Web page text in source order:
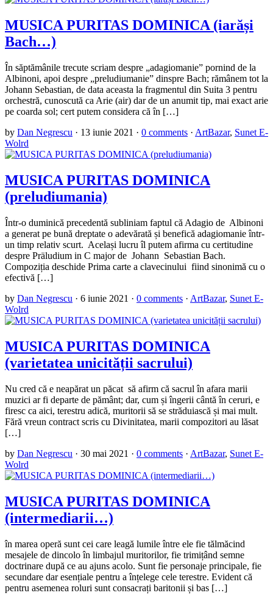
MUSICA PURITAS DOMINICA (iarăși
Bach…)
În săptămânile trecute scriam despre „adagiomanie” pornind de la
Albinoni, apoi despre „preludiumanie” dinspre Bach; rămânem tot la
Johann Sebastian, de data aceasta la fragmentul din Suita 3 pentru
orchestră, cunoscută ca Arie (air) dar de un anumit tip, mai exact arie
pe coarda sol; cert putem considera că în […]
by Dan Negrescu · 13 iunie 2021 · 0 comments · ArtBazar, Sunet E-
Wolrd
MUSICA PURITAS DOMINICA
(preludiumania)
Într-o duminică precedentă subliniam faptul că Adagio de Albinoni
a generat pe bună dreptate o adevărată și benefică adagiomanie într-
un timp relativ scurt. Același lucru îl putem afirma cu certitudine
despre Präludium in C major de Johann Sebastian Bach.
Compoziția deschide Prima carte a clavecinului fiind sinonimă cu o
efectivă […]
by Dan Negrescu · 6 iunie 2021 · 0 comments · ArtBazar, Sunet E-
Wolrd
MUSICA PURITAS DOMINICA
(varietatea unicității sacrului)
Nu cred că e neapărat un păcat să afirm că sacrul în afara marii
muzici ar fi departe de pământ; dar, cum și îngerii cântă în ceruri, e
firesc ca aici, terestru adică, muritorii să se străduiască și mai mult.
Fără vreun contract scris cu Divinitatea, marii compozitori au lăsat
[…]
by Dan Negrescu · 30 mai 2021 · 0 comments · ArtBazar, Sunet E-
Wolrd
MUSICA PURITAS DOMINICA
(intermediarii…)
în marea operă sunt cei care leagă lumile între ele fie tălmăcind
mesajele de dincolo în limbajul muritorilor, fie trimițând semne
doctrinare după ce au ajuns acolo. Sunt fie personaje principale, fie
secundare dar esențiale pentru a înțelege cele terestre. Evident că
pentru asemenea roluri sunt consacrați baritonii și bas […]